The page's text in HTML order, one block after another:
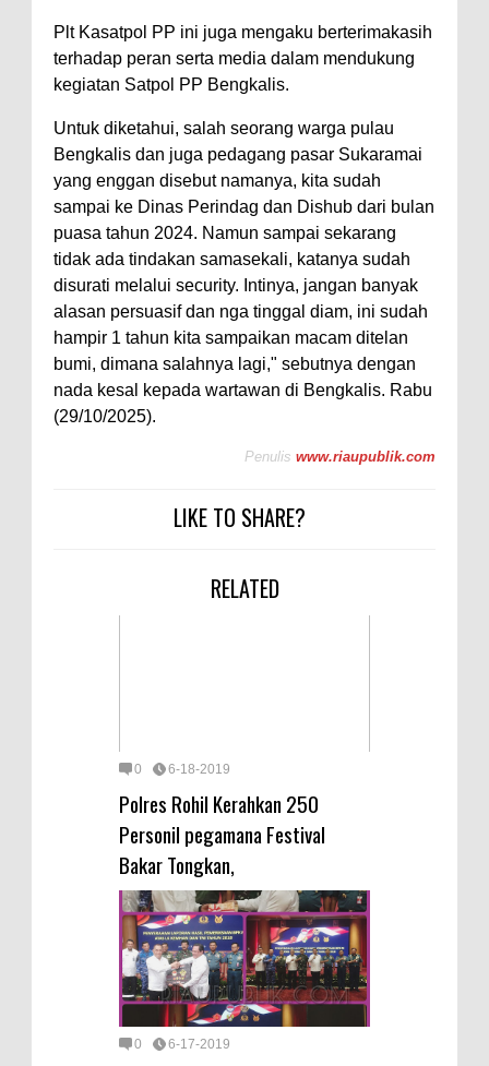
Plt Kasatpol PP ini juga mengaku berterimakasih
terhadap peran serta media dalam mendukung
kegiatan Satpol PP Bengkalis.
Untuk diketahui, salah seorang warga pulau
Bengkalis dan juga pedagang pasar Sukaramai
yang enggan disebut namanya, kita sudah
sampai ke Dinas Perindag dan Dishub dari bulan
puasa tahun 2024. Namun sampai sekarang
tidak ada tindakan samasekali, katanya sudah
disurati melalui security. Intinya, jangan banyak
alasan persuasif dan nga tinggal diam, ini sudah
hampir 1 tahun kita sampaikan macam ditelan
bumi, dimana salahnya lagi," sebutnya dengan
nada kesal kepada wartawan di Bengkalis. Rabu
(29/10/2025).
Penulis www.riaupublik.com
LIKE TO SHARE?
RELATED
0 6-18-2019
Polres Rohil Kerahkan 250
Personil pegamana Festival
Bakar Tongkan,
0 6-17-2019